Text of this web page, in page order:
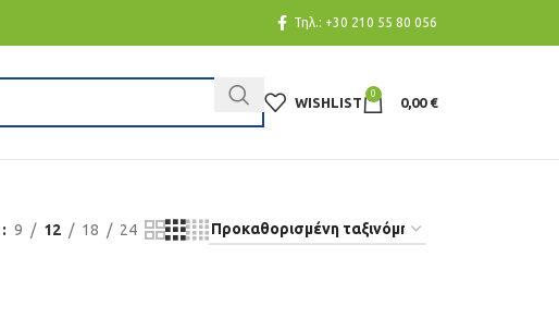
Τηλ.: +30 210 55 80 056
WISHLIST
0
0,00 €
9 12 18 24